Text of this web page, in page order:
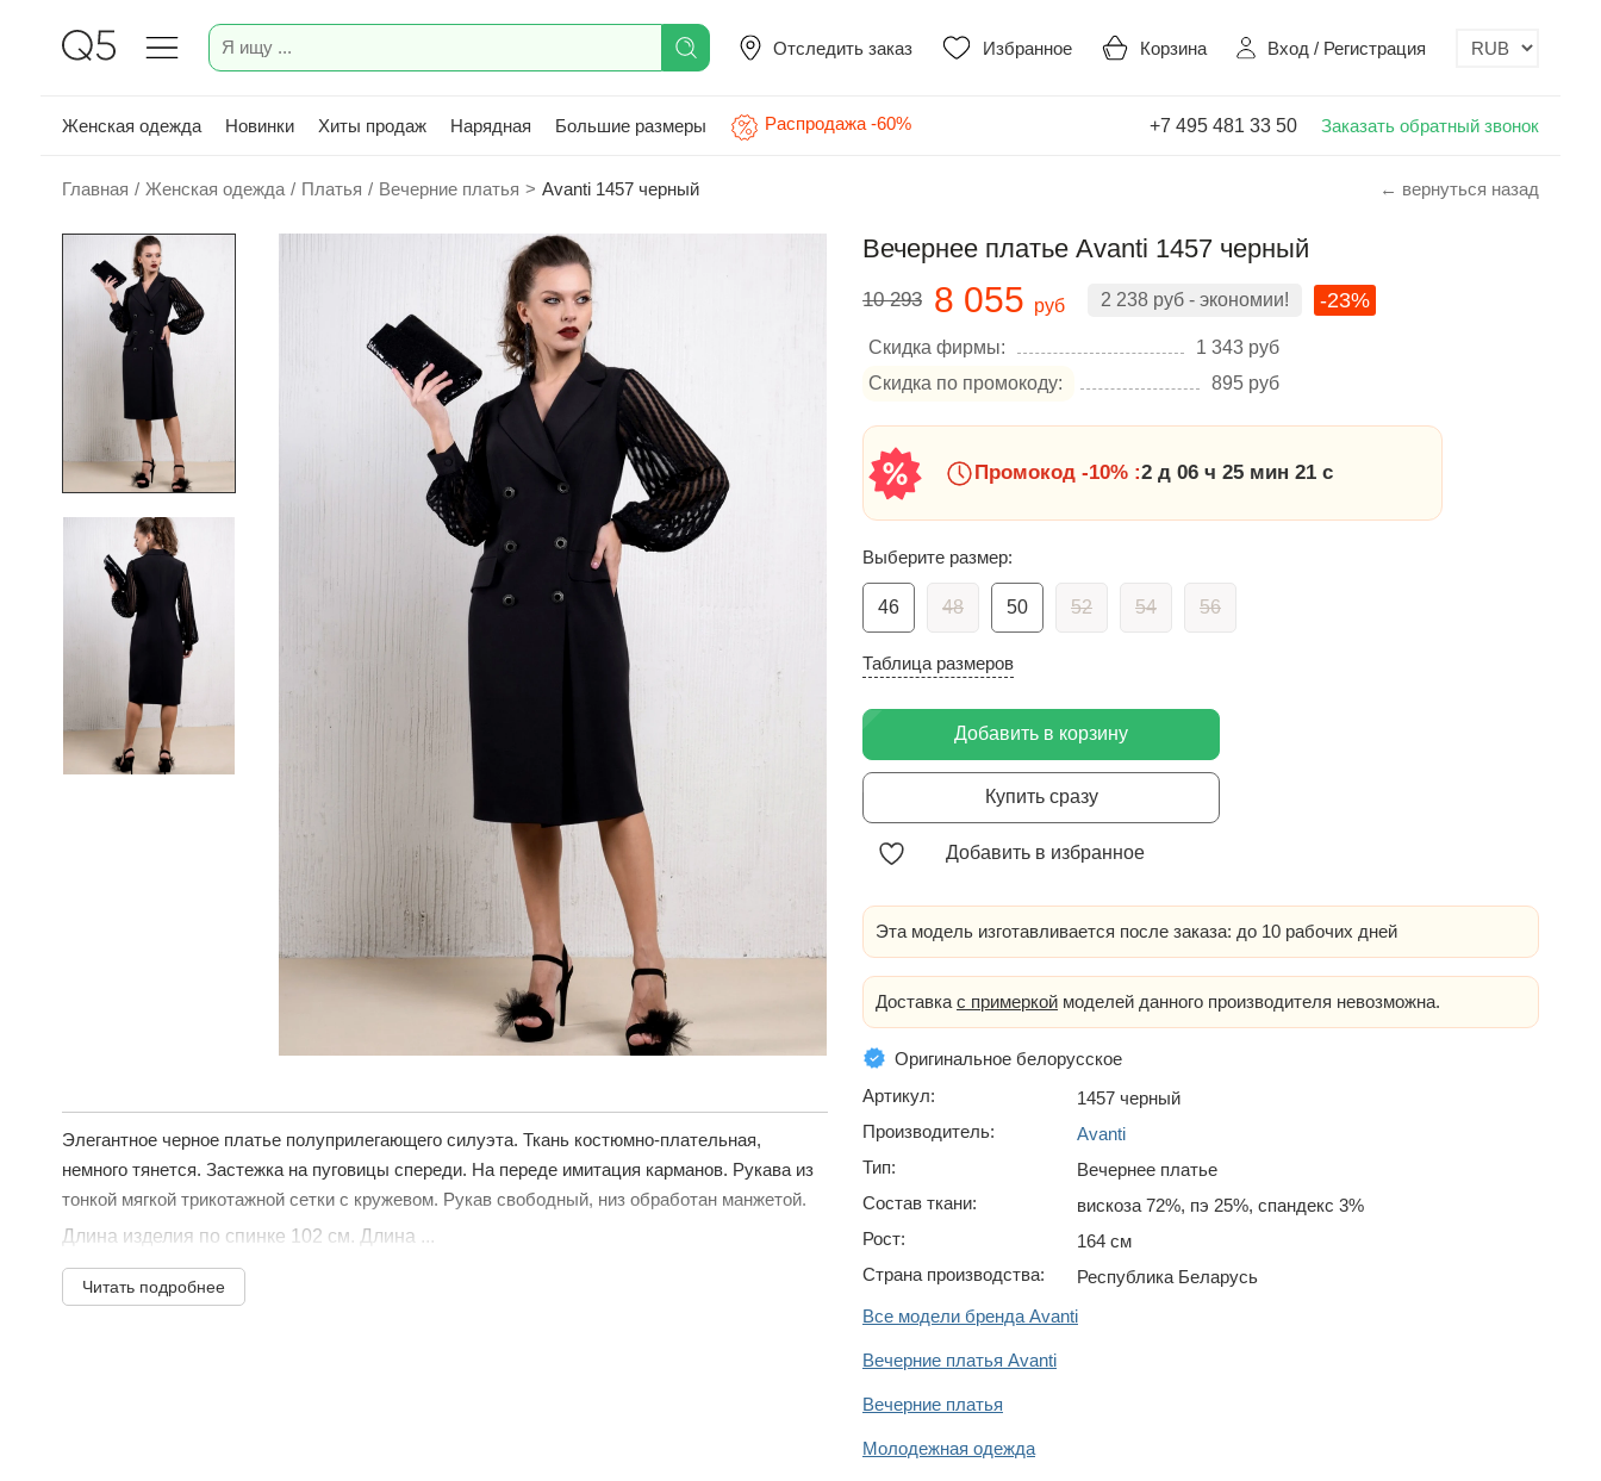
Отследить заказ Избранное Корзина Вход / Регистрация
Женская одежда Новинки Хиты продаж Нарядная Большие размеры Распродажа -60% +7 495 481 33 50 Заказать обратный звонок
Главная / Женская одежда / Платья / Вечерние платья > Avanti 1457 черный ← вернуться назад
Элегантное черное платье полуприлегающего силуэта. Ткань костюмно-плательная,
немного тянется. Застежка на пуговицы спереди. На переде имитация карманов. Рукава из
тонкой мягкой трикотажной сетки с кружевом. Рукав свободный, низ обработан манжетой.
Длина изделия по спинке 102 см. Длина ...
Читать подробнее
Вечернее платье Avanti 1457 черный
10 293 8 055 руб 2 238 руб - экономии! -23%
Скидка фирмы: 1 343 руб
Скидка по промокоду:
895 руб
Промокод -10% :2 д 06 ч 25 мин 20 с
Выберите размер:
46 48 50 52 54 56
Таблица размеров
Добавить в корзину
Купить сразу
Добавить в избранное
Эта модель изготавливается после заказа: до 10 рабочих дней
Доставка с примеркой моделей данного производителя невозможна.
Оригинальное белорусское
Артикул:
1457 черный
Производитель:
Avanti
Тип:
Вечернее платье
Состав ткани:
вискоза 72%, пэ 25%, спандекс 3%
Рост:
164 см
Страна производства:
Республика Беларусь
Все модели бренда Avanti
Вечерние платья Avanti
Вечерние платья
Молодежная одежда